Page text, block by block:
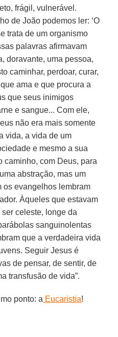
frágil, vulnerável.
de João podemos ler: ‘O
trata de um organismo
palavras afirmavam
doravante, uma pessoa,
caminhar, perdoar, curar,
ama e que procura a
que seus inimigos
e sangue... Com ele,
não era mais somente
vida, a vida de um
e mesmo a sua
caminho, com Deus, para
abstração, mas um
os evangelhos lembram
Àqueles que estavam
celeste, longe da
sanguinolentas
que a verdadeira vida
Seguir Jesus é
de pensar, de sentir, de
transfusão de vida”.
ponto: a Eucaristia!